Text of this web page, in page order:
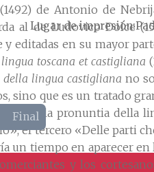
(1492) de Antonio de
al de Ludovico Dolce
editadas en su mayor
toscana et castigliana
della lingua castigliana no
sino que es un tratado
«Della pronuntia della
el tercero «Delle parti
un tiempo en aparecer
y los
Lugar de impresión
Final